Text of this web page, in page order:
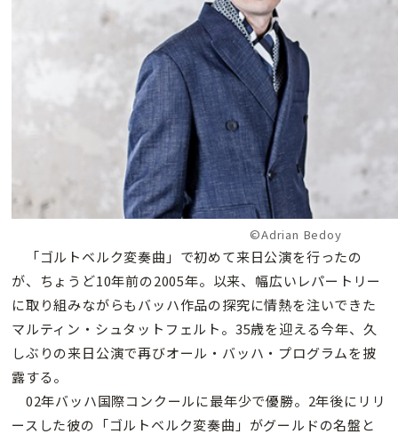
©Adrian Bedoy
「ゴルトベルク変奏曲」で初めて来日公演を行ったの
が、ちょうど10年前の2005年。以来、幅広いレパートリー
に取り組みながらもバッハ作品の探究に情熱を注いできた
マルティン・シュタットフェルト。35歳を迎える今年、久
しぶりの来日公演で再びオール・バッハ・プログラムを披
露する。
02年バッハ国際コンクールに最年少で優勝。2年後にリリ
ースした彼の「ゴルトベルク変奏曲」がグールドの名盤と